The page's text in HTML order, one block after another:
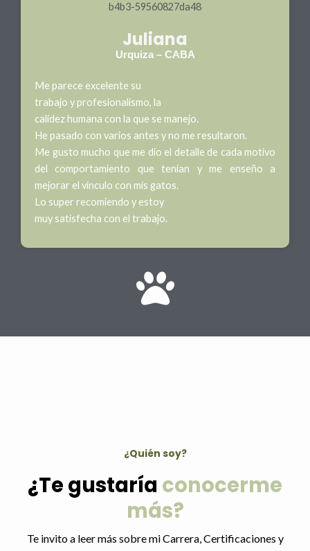
Juliana
Urquiza – CABA
Me parece excelente su
trabajo y profesionalismo, la
calidez humana con la que se manejo.
He pasado con varios antes y no me resultaron.
Me gusto mucho que me dio el detalle de cada motivo
del comportamiento que tenían y me enseño a
mejorar el vinculo con mis gatos.
Lo super recomiendo y estoy
muy satisfecha con el trabajo.
¿Quién soy?
¿Te gustaría conocerme
más?
Te invito a leer más sobre mi Carrera, Certificaciones y